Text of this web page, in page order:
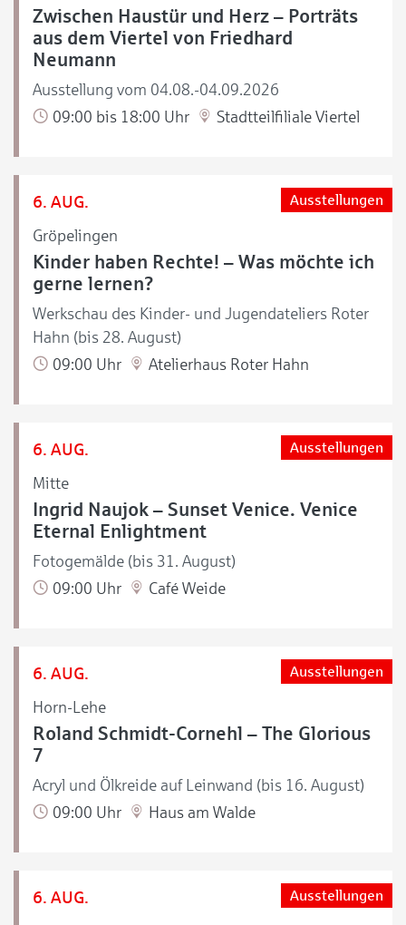
Zwischen Haustür und Herz – Porträts
aus dem Viertel von Friedhard
Neumann
Ausstellung vom 04.08.-04.09.2026
09:00 bis 18:00 Uhr
Stadtteilfiliale Viertel
6. AUG.
Gröpelingen
Ausstellungen
Kinder haben Rechte! – Was möchte ich
gerne lernen?
Werkschau des Kinder- und Jugendateliers Roter
Hahn (bis 28. August)
09:00 Uhr
Atelierhaus Roter Hahn
6. AUG.
Mitte
Ausstellungen
Ingrid Naujok – Sunset Venice. Venice
Eternal Enlightment
Fotogemälde (bis 31. August)
09:00 Uhr
Café Weide
6. AUG.
Horn-Lehe
Ausstellungen
Roland Schmidt-Cornehl – The Glorious
7
Acryl und Ölkreide auf Leinwand (bis 16. August)
09:00 Uhr
Haus am Walde
6. AUG. Ausstellungen